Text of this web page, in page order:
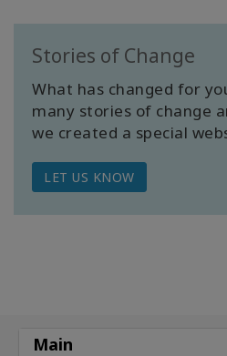
Stories of Change
What has changed for
many stories of change
we created a special
LET US KNOW
Main